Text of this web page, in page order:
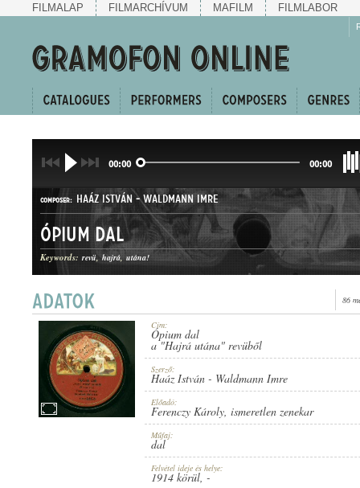
FILMALAP FILMARCHÍVUM MAFILM FILMLABOR
00:00 00:00
COMPOSER: HAÁZ ISTVÁN -WALDMANN IMRE
GENRE: DAL
Ópium dal
Keywords: revü hajrá utána!
86
Cím:
Ópium dal
a "Hajrá utána" revüből
Szerző:
Haáz István - Waldmann Imre
Előadó:
Ferenczy Károly, ismeretlen zenekar
Műfaj:
dal
Felvétel ideje és helye:
1914 körül, -